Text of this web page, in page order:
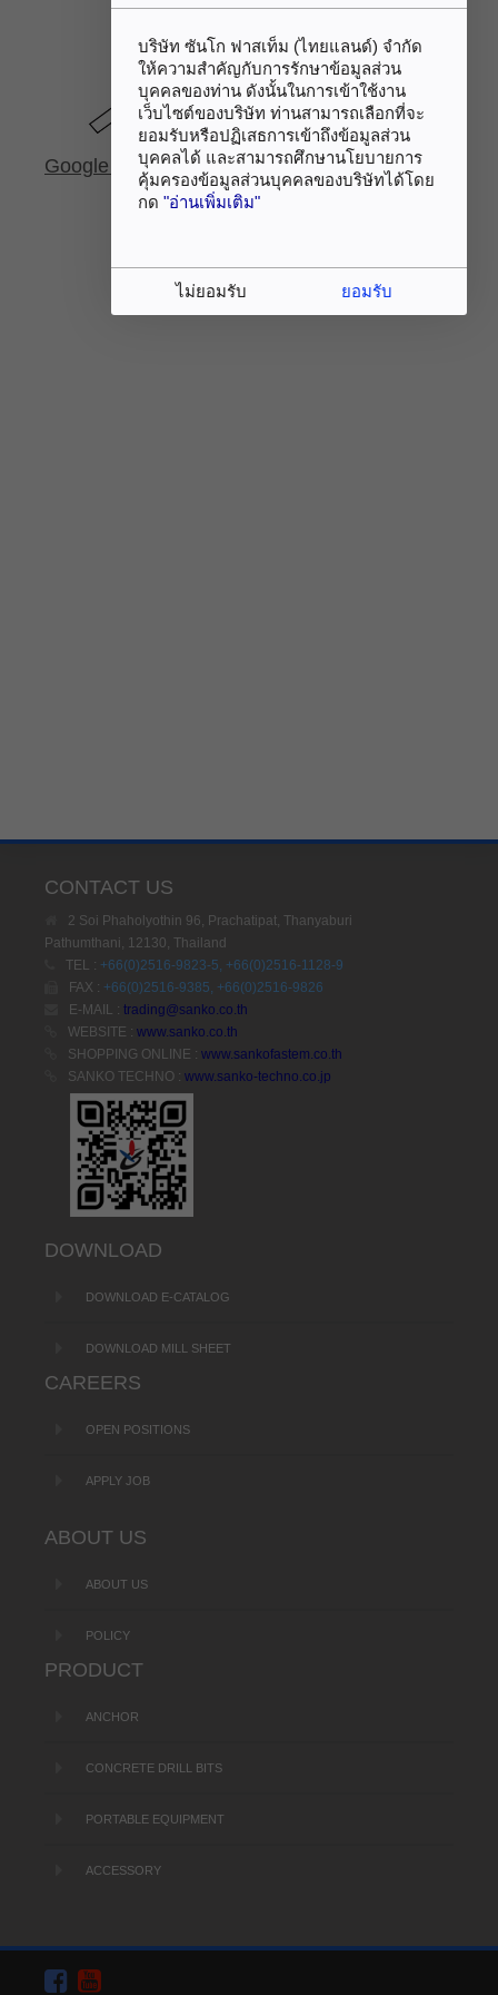
Google Maps
บริษัท ซันโก ฟาสเท็ม (ไทยแลนด์) จำกัด
ให้ความสำคัญกับการรักษาข้อมูลส่วน
บุคคลของท่าน ดังนั้นในการเข้าใช้งาน
เว็บไซต์ของบริษัท ท่านสามารถเลือกที่จะ
ยอมรับหรือปฏิเสธการเข้าถึงข้อมูลส่วน
บุคคลได้ และสามารถศึกษานโยบายการ
คุ้มครองข้อมูลส่วนบุคคลของบริษัทได้โดย
กด "อ่านเพิ่มเติม"
ไม่ยอมรับ ยอมรับ
CONTACT US
2 Soi Phaholyothin 96, Prachatipat, Thanyaburi
Pathumthani, 12130, Thailand
TEL : +66(0)2516-9823-5, +66(0)2516-1128-9
FAX : +66(0)2516-9385, +66(0)2516-9826
E-MAIL : trading@sanko.co.th
WEBSITE : www.sanko.co.th
SHOPPING ONLINE : www.sankofastem.co.th
SANKO TECHNO : www.sanko-techno.co.jp
DOWNLOAD
DOWNLOAD E-CATALOG
DOWNLOAD MILL SHEET
CAREERS
OPEN POSITIONS
APPLY JOB
ABOUT US
ABOUT US
POLICY
PRODUCT
ANCHOR
CONCRETE DRILL BITS
PORTABLE EQUIPMENT
ACCESSORY